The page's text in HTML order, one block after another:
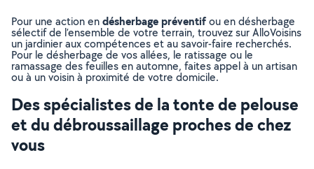
Pour une action endésherbage préventifou en désherbage
sélectif de l’ensemble de votre terrain, trouvez sur AlloVoisins
un jardinier aux compétences et au savoir-faire recherchés.
Pour le désherbage de vos allées, le ratissage ou le
ramassage des feuilles en automne, faites appel à un artisan
ou à un voisin à proximité de votre domicile.
Des spécialistes de la tonte de pelouse
et du débroussaillage proches de chez
vous